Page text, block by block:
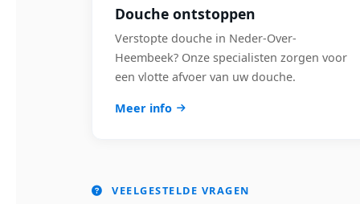
Douche ontstoppen
Verstopte douche in Neder-Over-
Heembeek? Onze specialisten zorgen voor
een vlotte afvoer van uw douche.
Meer info
VEELGESTELDE VRAGEN